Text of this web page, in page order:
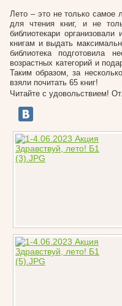
Лето – это не только самое
для чтения книг, и не
библиотекари
книгам и выдать
библиотека подготовила
возрастных категорий и
Таким образом, за
взяли почитать 65 книг!
Читайте с удовольствием!